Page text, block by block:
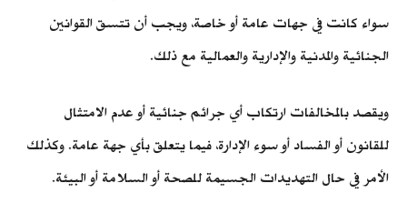
سواء كانت في جهات عامة أو خاصة، ويجب أن تتسق القوانين
الجنائية والمدنية والإدارية والعمالية مع ذلك.
ويقصد بالمخالفات ارتكاب أي جرائم جنائية أو عدم الامتثال
للقانون أو الفساد أو سوء الإدارة، فيما يتعلق بأي جهة عامة. وكذلك
الأمر في حال التهديدات الجسيمة للصحة أو السلامة أو البيئة.